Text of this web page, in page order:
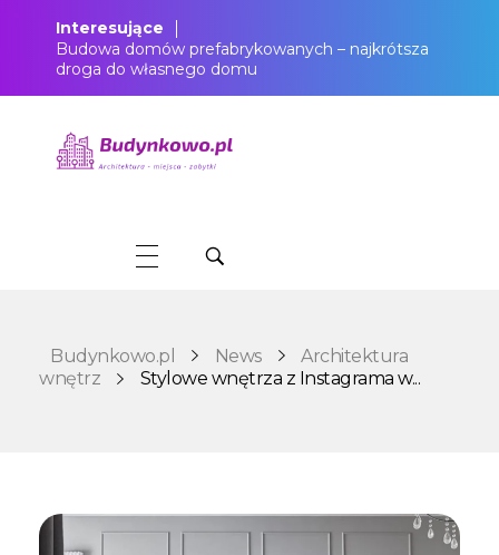
Interesujące
Budowa domów prefabrykowanych – najkrótsza
droga do własnego domu
Budynkowo.pl News
Architektura
wnętrz
Stylowe wnętrza z Instagrama w...